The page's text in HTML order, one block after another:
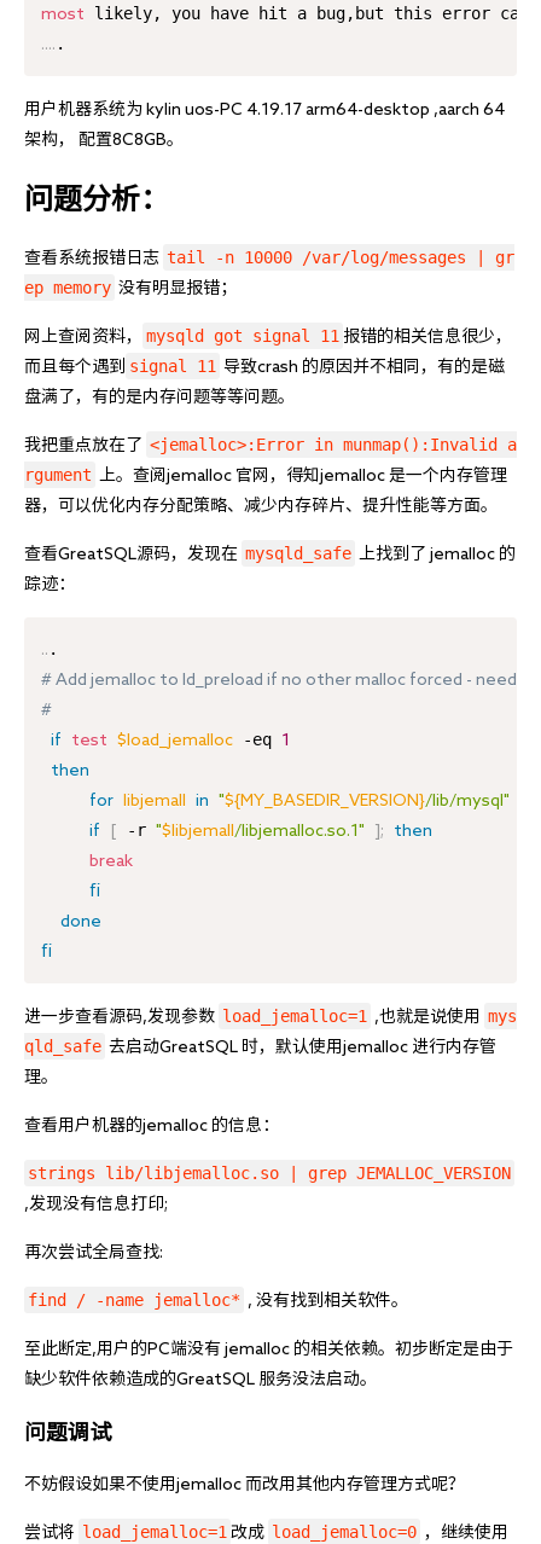
most
.
用户机器系统为 kylin uos-PC 4.19.17 arm64-desktop ,aarch 64
架构， 配置8C8GB。
问题分析：
查看系统报错日志 tail -n 10000 /var/log/messages | gr
ep memory 没有明显报错；
网上查阅资料， mysqld got signal 11 报错的相关信息很少，
而且每个遇到 signal 11
导致crash 的原因并不相同，有的是磁
盘满了，有的是内存问题等等问题。
我把重点放在了 <jemalloc>:Error in munmap():Invalid a
rgument
上。查阅jemalloc 官网，得知jemalloc 是一个内存管理
器，可以优化内存分配策略、减少内存碎片、提升性能等方面。
查看GreatSQL源码，发现在 mysqld_safe
上找到了 jemalloc 的
踪迹：
# Add jemalloc to ld_preload if no other malloc forced -
#
if
test $load_jemalloc -eq
1
then
for libjemall in "${MY_BASEDIR_VERSION}/lib/mysql"
if
[ -r "$libjemall/libjemalloc.so.1" ]; then
break
fi
done
fi
进一步查看源码,发现参数 load_jemalloc=1 ,也就是说使用
mys
qld_safe 去启动GreatSQL 时，默认使用jemalloc 进行内存管
理。
查看用户机器的jemalloc 的信息：
strings lib/libjemalloc.so | grep JEMALLOC_VERSION
,发现没有信息打印;
再次尝试全局查找:
find / -name jemalloc* , 没有找到相关软件。
至此断定,用户的PC端没有 jemalloc 的相关依赖。初步断定是由于
缺少软件依赖造成的GreatSQL 服务没法启动。
问题调试
不妨假设如果不使用jemalloc 而改用其他内存管理方式呢？
尝试将 load_jemalloc=1 改成 load_jemalloc=0